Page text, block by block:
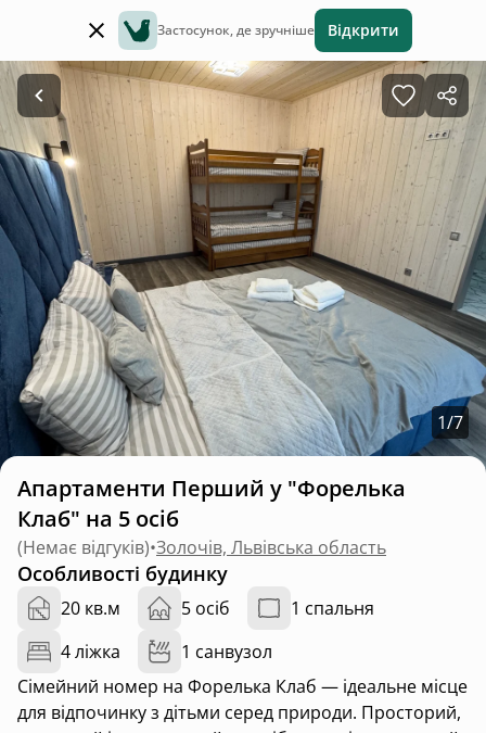
Застосунок, де зручніше Відкрити
1/7
Апартаменти Перший у "Форелька
Клаб" на 5 осіб
(Немає відгуків)•Золочів, Львівська область
Особливості будинку
20 кв.м 5 осіб
1 спальня
4 ліжка
1 санвузол
Сімейний номер на Форелька Клаб — ідеальне місце
для відпочинку з дітьми серед природи. Просторий,